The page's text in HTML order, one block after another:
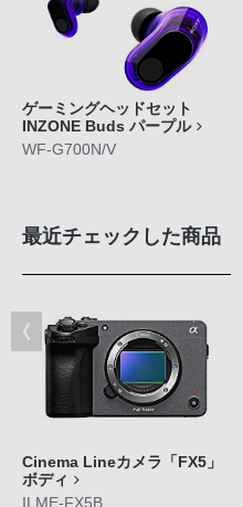
ゲーミングヘッドセット
INZONE Buds パープル
WF-G700N/V
最近チェックした商品
Cinema Lineカメラ「FX5」
ボディ
ILME-FX5B